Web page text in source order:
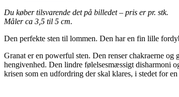
Du køber tilsvarende det på billedet – pris er pr. stk.
Måler ca 3,5 til 5 cm.
Den perfekte sten til lommen. Den har en fin lille
Granat er en powerful sten. Den renser chakraerne
hengivenhed. Den lindre følelsesmæssigt disharmoni
krisen som en udfordring der skal klares, i stedet for